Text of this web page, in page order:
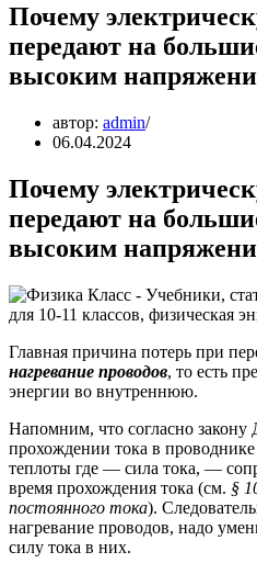
Почему
передают на
высоким
автор: admin
06.04.2024
Почему
передают на
высоким
Главная причина потерь при
нагревание проводов, то есть
энергии во внутреннюю.
Напомним, что согласно
прохождении тока в проводнике
теплоты где — сила тока, —
время прохождения тока (см. §
постоянного тока).
нагревание проводов, надо
силу тока в них.